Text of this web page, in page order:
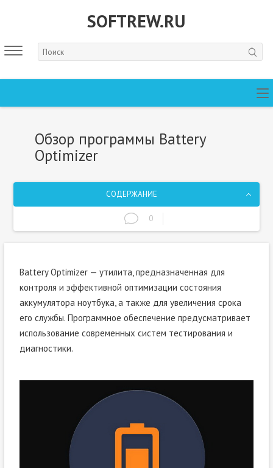
SOFTREW.RU
Обзор программы Battery
Optimizer
СОДЕРЖАНИЕ
0
Battery Optimizer — утилита, предназначенная для
контроля и эффективной оптимизации состояния
аккумулятора ноутбука, а также для увеличения срока
его службы. Программное обеспечение предусматривает
использование современных систем тестирования и
диагностики.